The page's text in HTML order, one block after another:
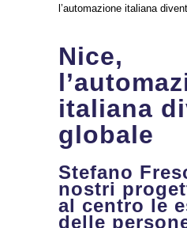
l’automazione italiana
Nice,
italiana
globale
Stefano
nostri
al centro le
delle